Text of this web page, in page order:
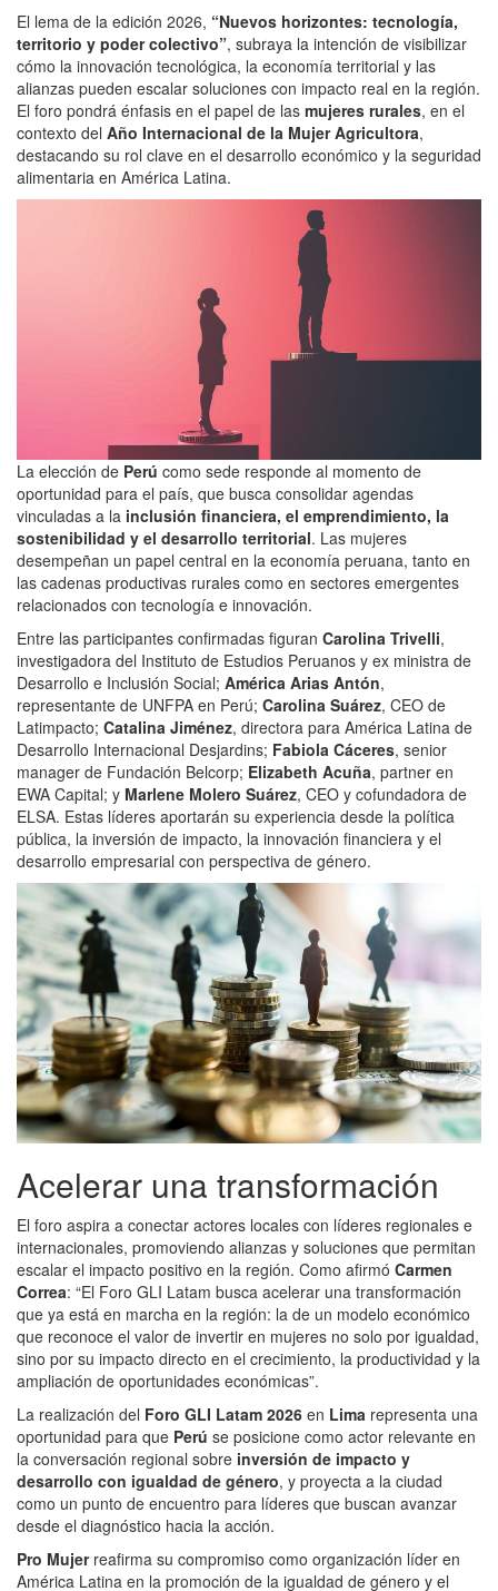
El lema de la edición 2026, “Nuevos horizontes: tecnología,
territorio y poder colectivo”, subraya la intención de visibilizar
cómo la innovación tecnológica, la economía territorial y las
alianzas pueden escalar soluciones con impacto real en la región.
El foro pondrá énfasis en el papel de las mujeres rurales, en el
contexto del Año Internacional de la Mujer Agricultora,
destacando su rol clave en el desarrollo económico y la seguridad
alimentaria en América Latina.
La elección de Perú como sede responde al momento de
oportunidad para el país, que busca consolidar agendas
vinculadas a la inclusión financiera, el emprendimiento, la
sostenibilidad y el desarrollo territorial. Las mujeres
desempeñan un papel central en la economía peruana, tanto en
las cadenas productivas rurales como en sectores emergentes
relacionados con tecnología e innovación.
Entre las participantes confirmadas figuran Carolina Trivelli,
investigadora del Instituto de Estudios Peruanos y ex ministra de
Desarrollo e Inclusión Social; América Arias Antón,
representante de UNFPA en Perú; Carolina Suárez, CEO de
Latimpacto; Catalina Jiménez, directora para América Latina de
Desarrollo Internacional Desjardins; Fabiola Cáceres, senior
manager de Fundación Belcorp; Elizabeth Acuña, partner en
EWA Capital; y Marlene Molero Suárez, CEO y cofundadora de
ELSA. Estas líderes aportarán su experiencia desde la política
pública, la inversión de impacto, la innovación financiera y el
desarrollo empresarial con perspectiva de género.
Acelerar una transformación
El foro aspira a conectar actores locales con líderes regionales e
internacionales, promoviendo alianzas y soluciones que permitan
escalar el impacto positivo en la región. Como afirmó Carmen
Correa: “El Foro GLI Latam busca acelerar una transformación
que ya está en marcha en la región: la de un modelo económico
que reconoce el valor de invertir en mujeres no solo por igualdad,
sino por su impacto directo en el crecimiento, la productividad y la
ampliación de oportunidades económicas”.
La realización del Foro GLI Latam 2026 en Lima representa una
oportunidad para que Perú se posicione como actor relevante en
la conversación regional sobre inversión de impacto y
desarrollo con igualdad de género, y proyecta a la ciudad
como un punto de encuentro para líderes que buscan avanzar
desde el diagnóstico hacia la acción.
Pro Mujerreafirma su compromiso como organización líder en
América Latina en la promoción de la igualdad de género y el